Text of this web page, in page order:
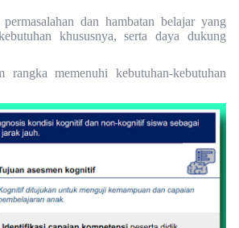
dan hambatan belajar yang
khususnya, serta daya dukung
memenuhi kebutuhan-kebutuhan